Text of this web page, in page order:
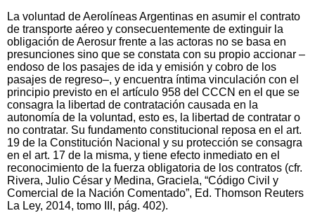
La voluntad de Aerolíneas Argentinas en asumir el contrato
de transporte aéreo y consecuentemente de extinguir la
obligación de Aerosur frente a las actoras no se basa en
presunciones sino que se constata con su propio accionar –
endoso de los pasajes de ida y emisión y cobro de los
pasajes de regreso–, y encuentra íntima vinculación con el
principio previsto en el artículo 958 del CCCN en el que se
consagra la libertad de contratación causada en la
autonomía de la voluntad, esto es, la libertad de contratar o
no contratar. Su fundamento constitucional reposa en el art.
19 de la Constitución Nacional y su protección se consagra
en el art. 17 de la misma, y tiene efecto inmediato en el
reconocimiento de la fuerza obligatoria de los contratos (cfr.
Rivera, Julio César y Medina, Graciela, “Código Civil y
Comercial de la Nación Comentado”, Ed. Thomson Reuters
La Ley, 2014, tomo III, pág. 402).